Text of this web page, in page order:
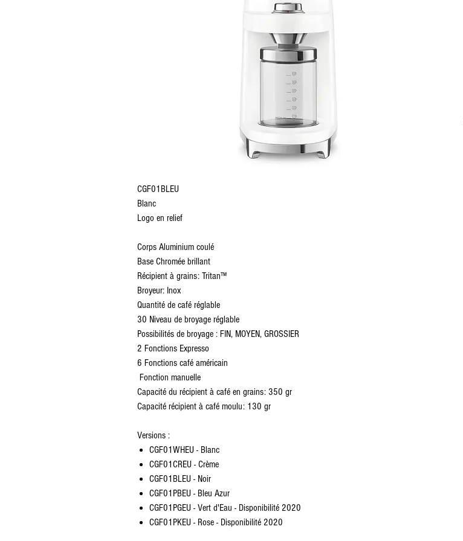
CGF01BLEU
Blanc
Logo en relief
Corps Aluminium coulé
Base Chromée brillant
Récipient à grains: Tritan™
Broyeur: Inox
Quantité de café réglable
30 Niveau de broyage réglable
Possibilités de broyage : FIN, MOYEN, GROSSIER
2 Fonctions Expresso
6 Fonctions café américain
Fonction manuelle
Capacité du récipient à café en grains: 350 gr
Capacité récipient à café moulu: 130 gr
Versions :
CGF01WHEU - Blanc
CGF01CREU - Crème
CGF01BLEU - Noir
CGF01PBEU - Bleu Azur
CGF01PGEU - Vert d'Eau - Disponibilité 2020
CGF01PKEU - Rose - Disponibilité 2020